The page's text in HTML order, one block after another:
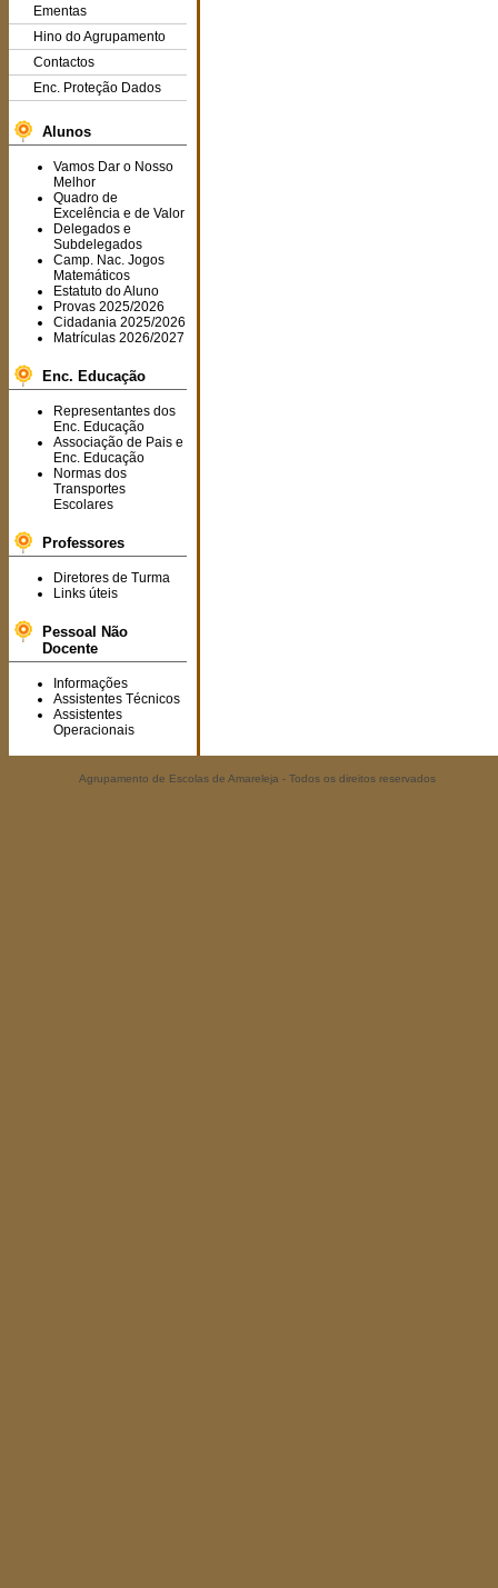
Ementas
Hino do Agrupamento
Contactos
Enc. Proteção Dados
Alunos
Vamos Dar o Nosso
Melhor
Quadro de
Excelência e de Valor
Delegados e
Subdelegados
Camp. Nac. Jogos
Matemáticos
Estatuto do Aluno
Provas 2025/2026
Cidadania 2025/2026
Matrículas 2026/2027
Enc. Educação
Representantes dos
Enc. Educação
Associação de Pais e
Enc. Educação
Normas dos
Transportes
Escolares
Professores
Diretores de Turma
Links úteis
Pessoal Não
Docente
Informações
Assistentes Técnicos
Assistentes
Operacionais
Agrupamento de Escolas de Amareleja - Todos os direitos reservados